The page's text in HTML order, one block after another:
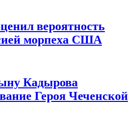
вероятность
морпеха США
Кадырова
Героя Чеченской